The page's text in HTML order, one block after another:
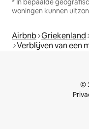
* In bepaalde
woningen kunnen
Airbnb Griekenland
Verblijven van een
©